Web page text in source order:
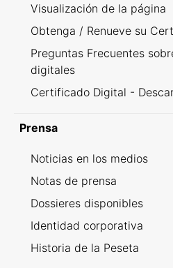
Visualización de la página
Obtenga / Renueve su
Preguntas Frecuentes
digitales
Certificado Digital -
Prensa
Noticias en los medios
Notas de prensa
Dossieres disponibles
Identidad corporativa
Historia de la Peseta